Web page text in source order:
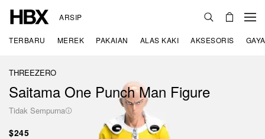
ARSIP
TERBARU MEREK PAKAIAN ALAS KAKI AKSESORIS
THREEZERO
Saitama One Punch Man Figure
Tidak Sempurna
$245